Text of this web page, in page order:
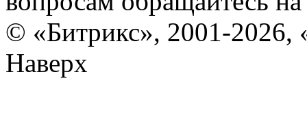
© «Битрикс», 2001-2026,
Наверх